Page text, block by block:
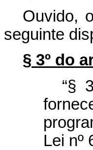
Ouvido,
seguinte
§ 3º do
“§
Lei nº